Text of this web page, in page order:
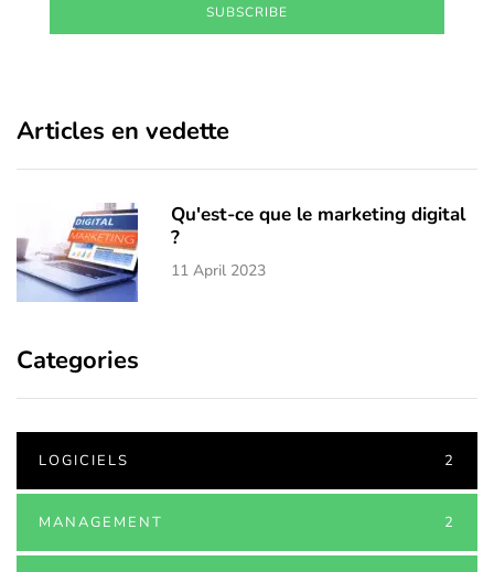
SUBSCRIBE
Articles en vedette
Qu'est-ce que le marketing digital
?
11 April 2023
Categories
LOGICIELS 2
MANAGEMENT 2